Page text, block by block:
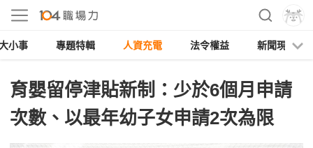
小事 專題特輯 人資充電 法令權益 新聞現場
育嬰留停津貼新制：少於6個月申請
次數、以最年幼子女申請2次為限